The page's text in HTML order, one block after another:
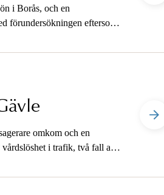
i Borås, och en
förundersökningen eftersom
omkom och en
i trafik, två fall av